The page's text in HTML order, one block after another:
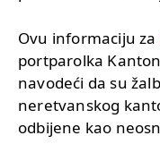
Ovu informaciju za
portparolka
navodeći da su
neretvanskog
odbijene kao